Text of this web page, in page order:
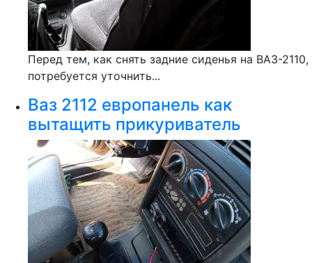
Перед тем, как снять задние сиденья на ВАЗ-2110,
потребуется уточнить...
Ваз 2112 европанель как
вытащить прикуриватель